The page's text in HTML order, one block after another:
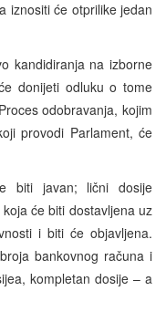
iznositi će otprilike jedan
kandidiranja na izborne
donijeti odluku o tome
odobravanja, kojim
provodi Parlament, će
biti javan; lični dosije
će biti dostavljena uz
i biti će objavljena.
bankovnog računa i
kompletan dosije – a